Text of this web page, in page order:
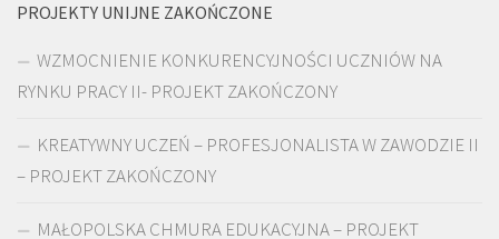
PROJEKTY UNIJNE ZAKOŃCZONE
WZMOCNIENIE KONKURENCYJNOŚCI UCZNIÓW NA
RYNKU PRACY II- PROJEKT ZAKOŃCZONY
KREATYWNY UCZEŃ – PROFESJONALISTA W ZAWODZIE II
– PROJEKT ZAKOŃCZONY
MAŁOPOLSKA CHMURA EDUKACYJNA – PROJEKT